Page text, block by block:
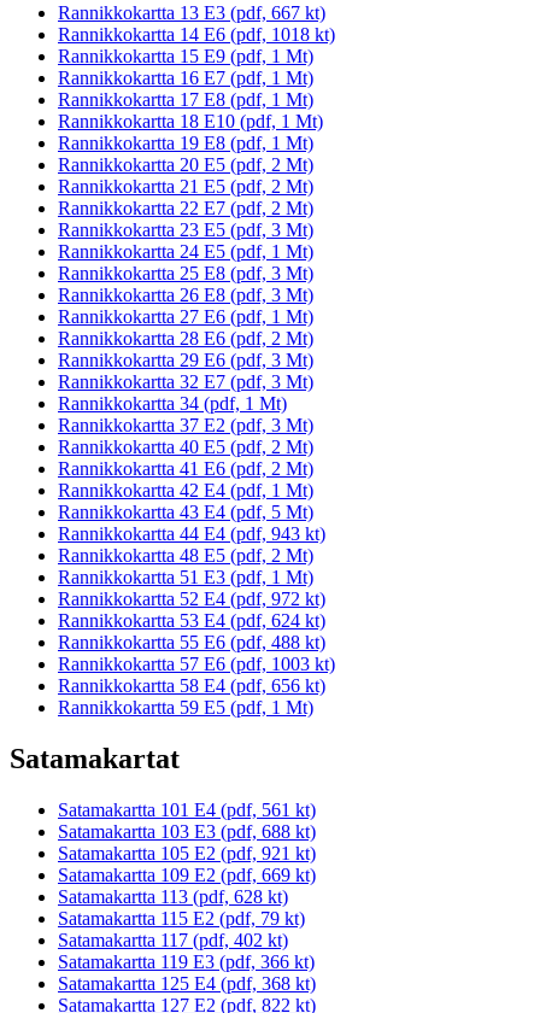
Rannikkokartta 13 E3 (pdf, 667 kt)
Rannikkokartta 14 E6 (pdf, 1018 kt)
Rannikkokartta 15 E9 (pdf, 1 Mt)
Rannikkokartta 16 E7 (pdf, 1 Mt)
Rannikkokartta 17 E8 (pdf, 1 Mt)
Rannikkokartta 18 E10 (pdf, 1 Mt)
Rannikkokartta 19 E8 (pdf, 1 Mt)
Rannikkokartta 20 E5 (pdf, 2 Mt)
Rannikkokartta 21 E5 (pdf, 2 Mt)
Rannikkokartta 22 E7 (pdf, 2 Mt)
Rannikkokartta 23 E5 (pdf, 3 Mt)
Rannikkokartta 24 E5 (pdf, 1 Mt)
Rannikkokartta 25 E8 (pdf, 3 Mt)
Rannikkokartta 26 E8 (pdf, 3 Mt)
Rannikkokartta 27 E6 (pdf, 1 Mt)
Rannikkokartta 28 E6 (pdf, 2 Mt)
Rannikkokartta 29 E6 (pdf, 3 Mt)
Rannikkokartta 32 E7 (pdf, 3 Mt)
Rannikkokartta 34 (pdf, 1 Mt)
Rannikkokartta 37 E2 (pdf, 3 Mt)
Rannikkokartta 40 E5 (pdf, 2 Mt)
Rannikkokartta 41 E6 (pdf, 2 Mt)
Rannikkokartta 42 E4 (pdf, 1 Mt)
Rannikkokartta 43 E4 (pdf, 5 Mt)
Rannikkokartta 44 E4 (pdf, 943 kt)
Rannikkokartta 48 E5 (pdf, 2 Mt)
Rannikkokartta 51 E3 (pdf, 1 Mt)
Rannikkokartta 52 E4 (pdf, 972 kt)
Rannikkokartta 53 E4 (pdf, 624 kt)
Rannikkokartta 55 E6 (pdf, 488 kt)
Rannikkokartta 57 E6 (pdf, 1003 kt)
Rannikkokartta 58 E4 (pdf, 656 kt)
Rannikkokartta 59 E5 (pdf, 1 Mt)
Satamakartat
Satamakartta 101 E4 (pdf, 561 kt)
Satamakartta 103 E3 (pdf, 688 kt)
Satamakartta 105 E2 (pdf, 921 kt)
Satamakartta 109 E2 (pdf, 669 kt)
Satamakartta 113 (pdf, 628 kt)
Satamakartta 115 E2 (pdf, 79 kt)
Satamakartta 117 (pdf, 402 kt)
Satamakartta 119 E3 (pdf, 366 kt)
Satamakartta 125 E4 (pdf, 368 kt)
Satamakartta 127 E2 (pdf, 822 kt)